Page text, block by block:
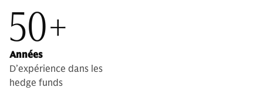
50+
Années
D’expérience dans les
hedge funds